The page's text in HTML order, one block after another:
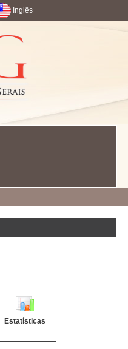
Inglês
Estatísticas